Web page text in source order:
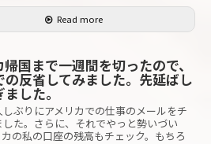
Read more
帰国まで一週間を切ったので、
の反省してみました。先延ばし
した。
ぶりにアメリカでの仕事のメールをチ
した。さらに、それでやっと勢いづい
の私の口座の残高もチェック。もちろ